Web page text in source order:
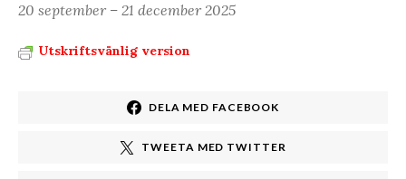
20 september – 21 december 2025
Utskriftsvänlig version
DELA MED FACEBOOK
TWEETA MED TWITTER